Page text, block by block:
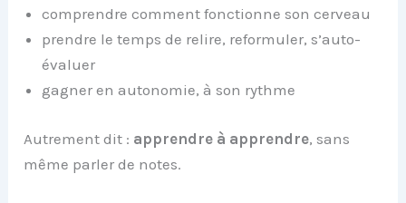
comprendre comment fonctionne son cerveau
prendre le temps de relire, reformuler, s’auto-
évaluer
gagner en autonomie, à son rythme
Autrement dit : apprendre à apprendre, sans
même parler de notes.